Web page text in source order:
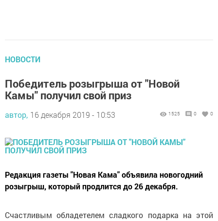
НОВОСТИ
Победитель розыгрыша от "Новой
Камы" получил свой приз
автор, 16 декабря 2019 - 10:53 1525 0 0
Редакция газеты "Новая Кама" объявила новогодний
розыгрыш, который продлится до 26 декабря.
Счастливым обладетелем сладкого подарка на этой